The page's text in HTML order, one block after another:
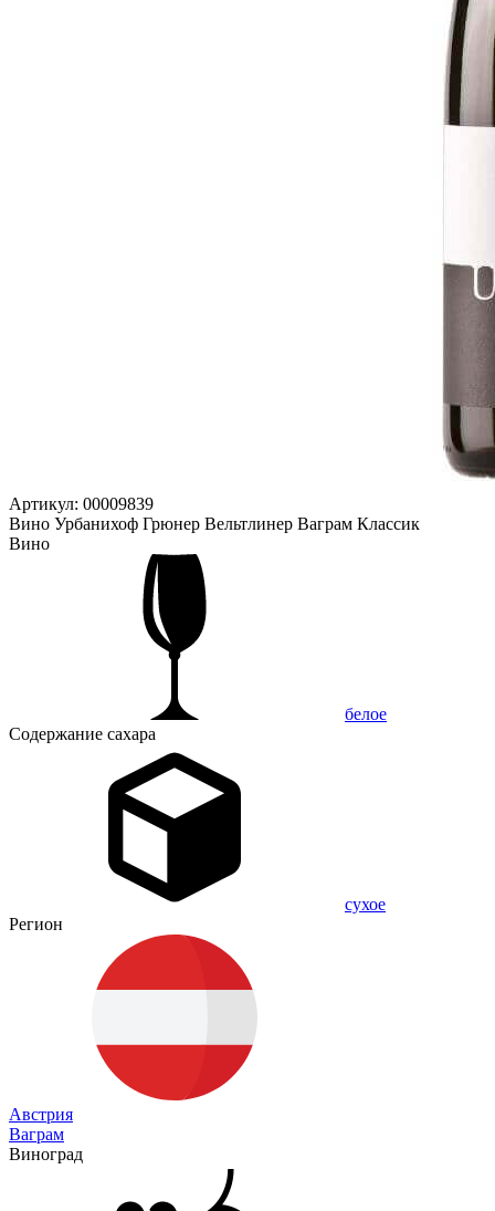
Артикул: 00009839
Вино Урбанихоф Грюнер Вельтлинер Ваграм Классик
Вино
белое
Содержание сахара
сухое
Регион
Австрия
Ваграм
Виноград